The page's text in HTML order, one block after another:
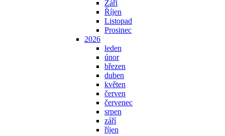
Září
Říjen
Listopad
Prosinec
2026
leden
únor
březen
duben
květen
červen
červenec
srpen
září
říjen